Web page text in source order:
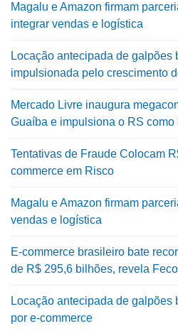
Magalu e Amazon firmam
integrar vendas e logística
Locação antecipada de galpões
impulsionada pelo crescimento
Mercado Livre inaugura
Guaíba e impulsiona o RS como
Tentativas de Fraude Colocam
commerce em Risco
Magalu e Amazon firmam
vendas e logística
E-commerce brasileiro bate
de R$ 295,6 bilhões, revela
Locação antecipada de galpões
por e-commerce